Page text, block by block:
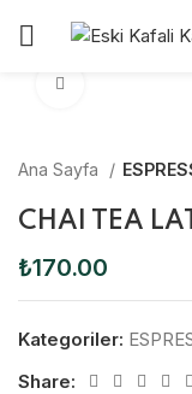
Ana Sayfa
CHAI TEA
₺170.00
Kategoriler:
Share: